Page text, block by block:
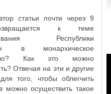
статьи почти через 9
к теме
Республики
в монархическое
Как это можно
Отвечая на эти и другие
того, чтобы облегчить
можно осуществить такое